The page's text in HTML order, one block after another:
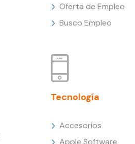
Oferta de Empleo
Busco Empleo
Tecnología
Accesorios
Apple Software